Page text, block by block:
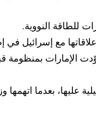
للطاقة النووية.
مع إسرائيل في إطار
الإمارات بمنظومة
بعدما اتهمها